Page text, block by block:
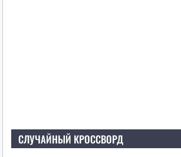
СЛУЧАЙНЫЙ КРОССВОРД